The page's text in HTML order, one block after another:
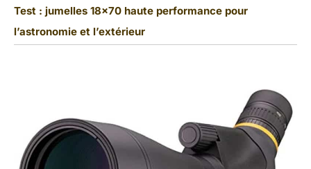
Test : jumelles 18×70 haute performance pour
l’astronomie et l’extérieur